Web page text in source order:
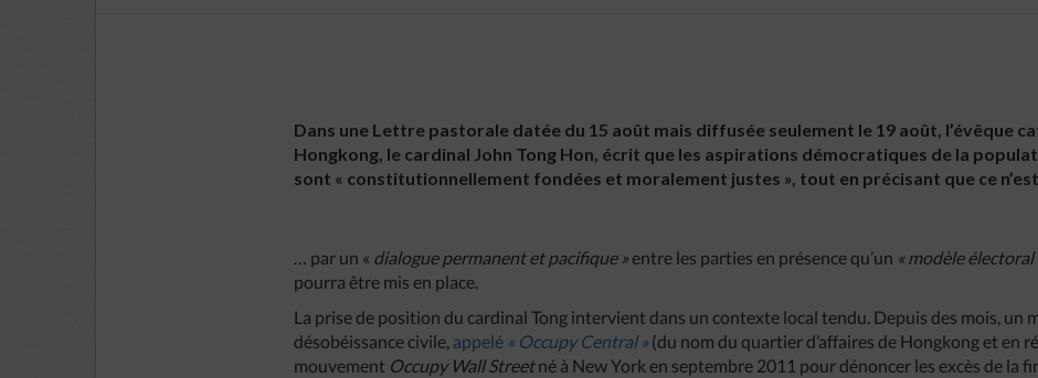
Dans une Lettre pastorale datée du 15 août mais diffusée seulement le 19 août, l’évêque
Hongkong, le cardinal John Tong Hon, écrit que les aspirations démocratiques de la
sont « constitutionnellement fondées et moralement justes », tout en précisant que ce
… par un « dialogue permanent et pacifique » entre les parties en présence qu’un « modèle
pourra être mis en place.
La prise de position du cardinal Tong intervient dans un contexte local tendu. Depuis des mois, un
désobéissance civile, appelé « Occupy Central » (du nom du quartier d’affaires de Hongkong et en
mouvement Occupy Wall Streetné à New York en septembre 2011 pour dénoncer les excès de la